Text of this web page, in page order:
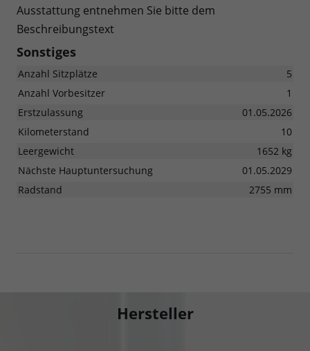
Ausstattung entnehmen Sie bitte dem
Beschreibungstext
Sonstiges
Anzahl Sitzplätze
5
Anzahl Vorbesitzer
1
Erstzulassung
01.05.2026
Kilometerstand
10
Leergewicht
1652 kg
Nächste Hauptuntersuchung
01.05.2029
Radstand
2755 mm
Hersteller